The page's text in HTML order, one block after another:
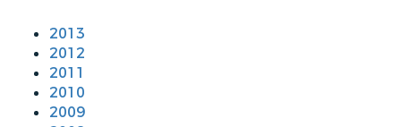
2013
2012
2011
2010
2009